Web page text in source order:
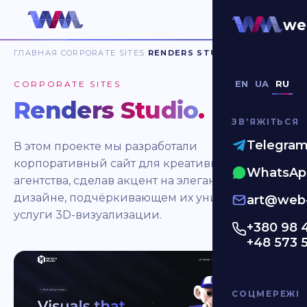
EN UA RU
ЗВʼЯЖІТЬСЯ
+380 98
+48 573
СОЦМЕРЕЖІ
ГЛАВНАЯ CORPORATE SITES RENDERS STUDIO
CORPORATE SITES
Renders Studio.
В этом проекте мы разработали
корпоративный сайт для креативного
агентства, сделав акцент на элегантном
дизайне, подчёркивающем их уникальные
услуги 3D-визуализации.